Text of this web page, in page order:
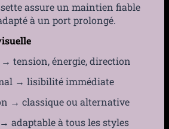
assure un maintien fiable
à un port prolongé.
tension, énergie, direction
→ lisibilité immédiate
→ classique ou alternative
adaptable à tous les styles